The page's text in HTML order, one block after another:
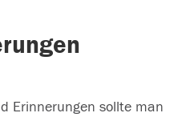
Erinnerungen sollte man